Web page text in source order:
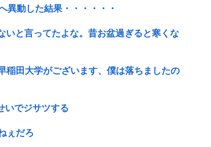
異動した結果・・・・・・
いと言ってたよな。昔お盆過ぎると寒くな
稲田大学がございます、僕は落ちましたの
いでジサツする
ぇだろ